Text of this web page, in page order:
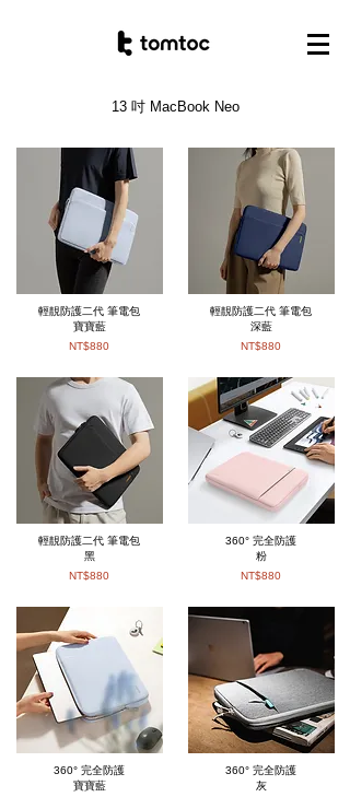
13 吋 MacBook Neo
輕靚防護二代 筆電包
寶寶藍
NT$880
輕靚防護二代 筆電包
黑
NT$880
360° 完全防護
寶寶藍
輕靚防護二代 筆電包
深藍
NT$880
360° 完全防護
粉
NT$880
360° 完全防護
灰